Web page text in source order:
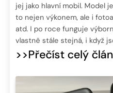
jej jako hlavní mobil. Model
to nejen výkonem, ale i
atd. I po roce funguje
vlastně stále stejná, i když
>>Přečíst celý